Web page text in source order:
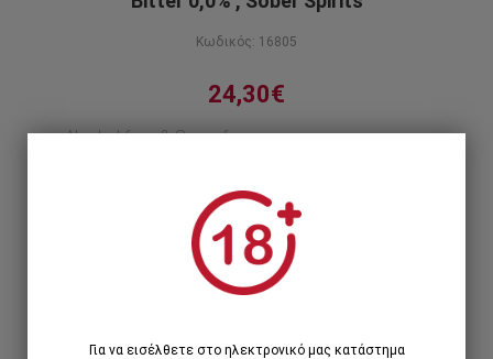
Κωδικός: 16805
24,30€
Alcohol free & Sugar free
Περιγραφή προϊόντος
24,30€
Για να εισέλθετε στο ηλεκτρονικό μας κατάστημα